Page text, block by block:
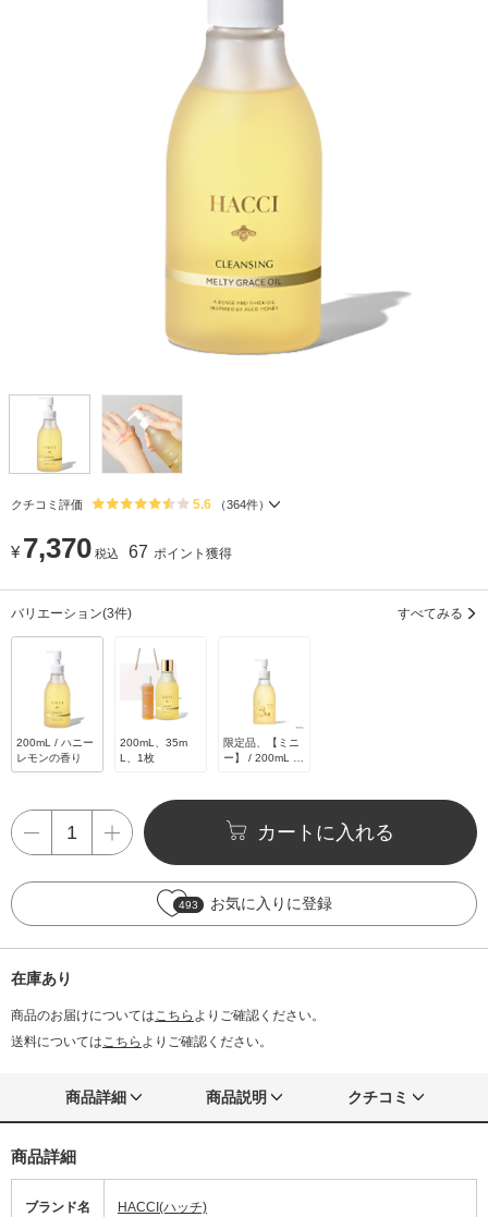
クチコミ評価 5.6 （364件）
¥ 7,370 税込 67 ポイント獲得
バリエーション(3件) すべてみる
200mL / ハニー
レモンの香り
200mL、35m
L、1枚
限定品、【ミニ
ー】 / 200mL /
カートに入れる
493 お気に入りに登録
在庫あり
商品のお届けについてはこちら よりご確認ください。
送料についてはこちら よりご確認ください。
商品詳細 商品説明 クチコミ
商品詳細
ブランド名 HACCI(ハッチ)